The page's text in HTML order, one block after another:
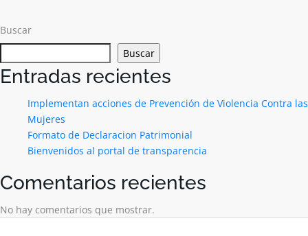
Buscar
Buscar
Entradas recientes
Implementan acciones de Prevención de Violencia Contra las
Mujeres
Formato de Declaracion Patrimonial
Bienvenidos al portal de transparencia
Comentarios recientes
No hay comentarios que mostrar.